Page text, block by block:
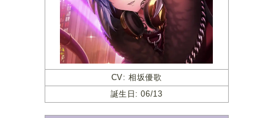
CV: 相坂優歌
誕生日: 06/13